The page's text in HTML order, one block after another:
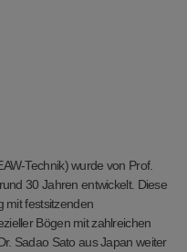
Technik) wurde von Prof.
30 Jahren entwickelt. Diese
mit festsitzenden
Bögen mit zahlreichen
Sadao Sato aus Japan weiter